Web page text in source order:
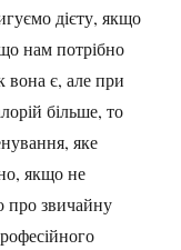
дієту, якщо
нам потрібно
вона є, але при
більше, то
яке
якщо не
про звичайну